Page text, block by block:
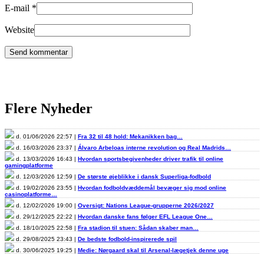
E-mail *
Website
Flere Nyheder
d. 01/06/2026 22:57 | Fra 32 til 48 hold: Mekanikken bag…
d. 16/03/2026 23:37 | Álvaro Arbeloas interne revolution og Real Madrids…
d. 13/03/2026 16:43 | Hvordan sportsbegivenheder driver trafik til online
gamingplatforme
d. 12/03/2026 12:59 | De største øjeblikke i dansk Superliga-fodbold
d. 19/02/2026 23:55 | Hvordan fodboldvæddemål bevæger sig mod online
casinoplatforme…
d. 12/02/2026 19:00 | Oversigt: Nations League-grupperne 2026/2027
d. 29/12/2025 22:22 | Hvordan danske fans følger EFL League One…
d. 18/10/2025 22:58 | Fra stadion til stuen: Sådan skaber man…
d. 29/08/2025 23:43 | De bedste fodbold-inspirerede spil
d. 30/06/2025 19:25 | Medie: Nørgaard skal til Arsenal-lægetjek denne uge